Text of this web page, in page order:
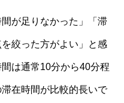
が足りなかった」「滞
絞った方がよい」と感
は通常10分から40分程
在時間が比較的長いで